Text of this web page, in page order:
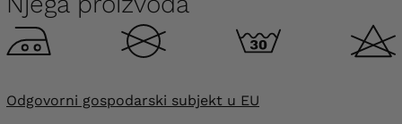
Odgovorni gospodarski subjekt u EU